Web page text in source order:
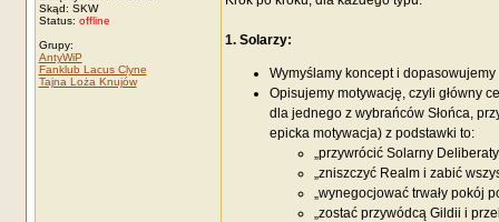
Skąd: SKW
Status: offline
Grupy:
AntyWiP
Fanklub Lacus Clyne
Tajna Loża Knujów
1. Solarzy:
Wymyślamy koncept i
Opisujemy motywację, czyli główny
dla jednego z wybrańców Słońca,
epicka motywacja) z podstawki to:
„przywrócić Solarny
„zniszczyć Realm i zabić
„wynegocjować trwały pokój
„zostać przywódcą Gildii i